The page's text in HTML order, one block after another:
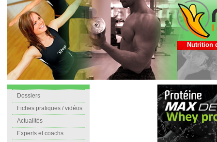
Nutrition
Dossiers
Fiches pratiques / vidéos
Actualités
Experts et coachs